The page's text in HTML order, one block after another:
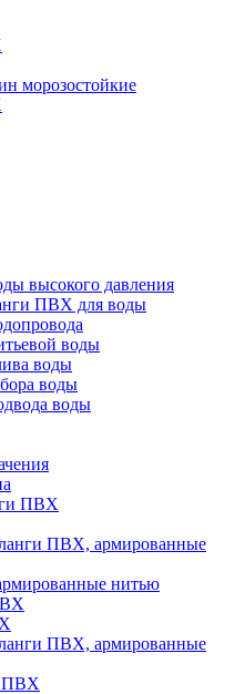
морозостойкие
высокого давления
ПВХ для воды
воды
воды
воды
воды
ПВХ
ПВХ, армированные
нитью
ПВХ, армированные
ПВХ